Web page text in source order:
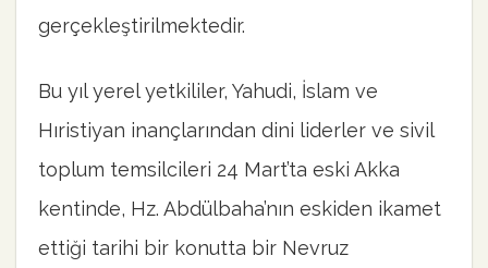
gerçekleştirilmektedir.
Bu yıl yerel yetkililer, Yahudi, İslam ve
Hıristiyan inançlarından dini liderler ve sivil
toplum temsilcileri 24 Mart’ta eski Akka
kentinde, Hz. Abdülbaha’nın eskiden ikamet
ettiği tarihi bir konutta bir Nevruz